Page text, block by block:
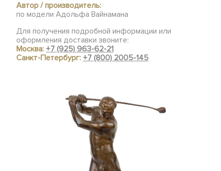
Автор / производитель:
по модели Адольфа Вайнамана
Для получения подробной информации или
оформления доставки звоните:
Москва:+7 (925) 963-62-21
Санкт-Петербург:+7 (800) 2005-145